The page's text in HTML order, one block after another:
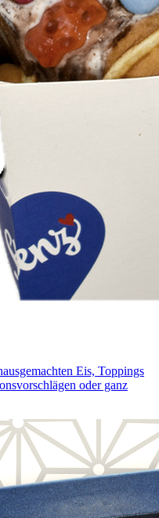
Eis, Toppings
oder ganz